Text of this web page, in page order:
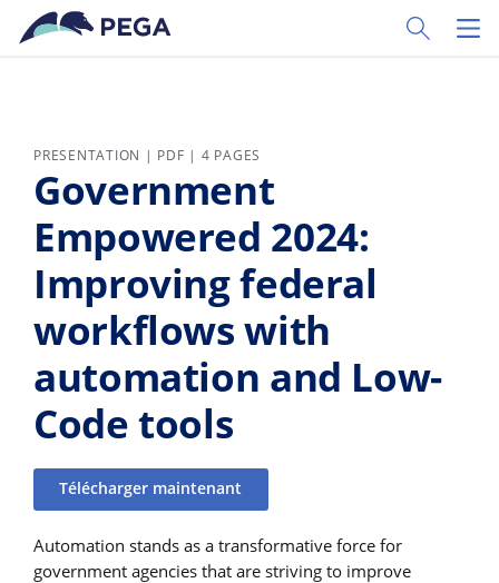
Passer directement au contenu principal
Toggle
PRESENTATION | PDF | 4 PAGES
Government
Empowered 2024:
Improving federal
workflows with
automation and Low-
Code tools
Télécharger maintenant
Automation stands as a transformative force for
government agencies that are striving to improve